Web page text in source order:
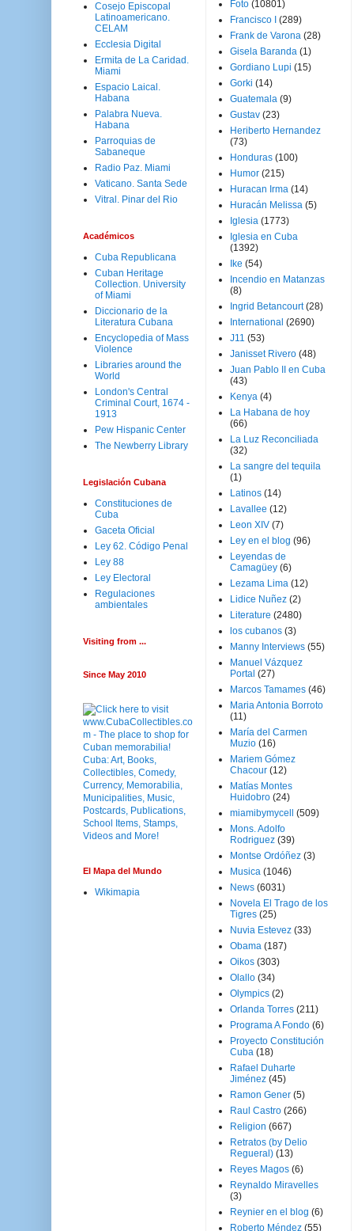
Cosejo Episcopal
Latinoamericano.
CELAM
Ecclesia Digital
Ermita de La Caridad.
Miami
Espacio Laical.
Habana
Palabra Nueva.
Habana
Parroquias de
Sabaneque
Radio Paz. Miami
Vaticano. Santa Sede
Vitral. Pinar del Rio
Académicos
Cuba Republicana
Cuban Heritage
Collection. University
of Miami
Diccionario de la
Literatura Cubana
Encyclopedia of Mass
Violence
Libraries around the
World
London's Central
Criminal Court, 1674 -
1913
Pew Hispanic Center
The Newberry Library
Legislación Cubana
Constituciones de
Cuba
Gaceta Oficial
Ley 62. Código Penal
Ley 88
Ley Electoral
Regulaciones
ambientales
Visiting from ...
Since May 2010
El Mapa del Mundo
Wikimapia
Foto (10801)
Francisco I
(289)
Frank de Varona (28)
Gisela Baranda (1)
Gordiano Lupi (15)
Gorki (14)
Guatemala (9)
Gustav (23)
Heriberto Hernandez
(73)
Honduras (100)
Humor (215)
Huracan Irma (14)
Huracán Melissa (5)
Iglesia (1773)
Iglesia en Cuba
(1392)
Ike (54)
Incendio en Matanzas
(8)
Ingrid Betancourt (28)
International (2690)
J11 (53)
Janisset Rivero (48)
Juan Pablo II en Cuba
(43)
Kenya (4)
La Habana de hoy
(66)
La Luz Reconciliada
(32)
La sangre del tequila
(1)
Latinos (14)
Lavallee (12)
Leon XIV (7)
Ley en el blog (96)
Leyendas de
Camagüey (6)
Lezama Lima (12)
Lidice Nuñez (2)
Literature (2480)
los cubanos (3)
Manny Interviews (55)
Manuel Vázquez
Portal (27)
Marcos Tamames (46)
Maria Antonia Borroto
(11)
María del Carmen
Muzio (16)
Mariem Gómez
Chacour (12)
Matías Montes
Huidobro (24)
miamibymycell
(509)
Mons. Adolfo
Rodriguez (39)
Montse Ordóñez (3)
Musica (1046)
News (6031)
Novela El Trago de los
Tigres (25)
Nuvia Estevez (33)
Obama (187)
Oikos (303)
Olallo (34)
Olympics (2)
Orlanda Torres (211)
Programa A Fondo (6)
Proyecto Constitución
Cuba (18)
Rafael Duharte
Jiménez (45)
Ramon Gener (5)
Raul Castro (266)
Religion (667)
Retratos (by Delio
Regueral) (13)
Reyes Magos (6)
Reynaldo Miravelles
(3)
Reynier en el blog (6)
Roberto Méndez (55)